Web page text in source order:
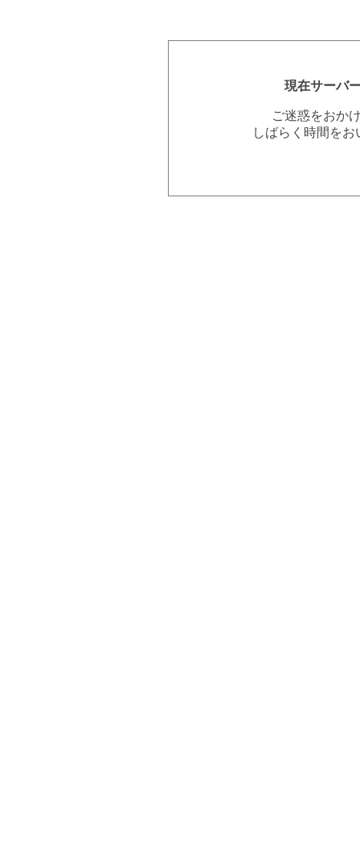
現在サーバ
ご迷惑をおか
しばらく時間を